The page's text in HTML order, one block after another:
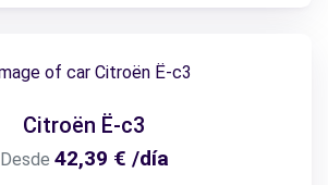
Citroën Ë-c3
Desde 42,39 € /día